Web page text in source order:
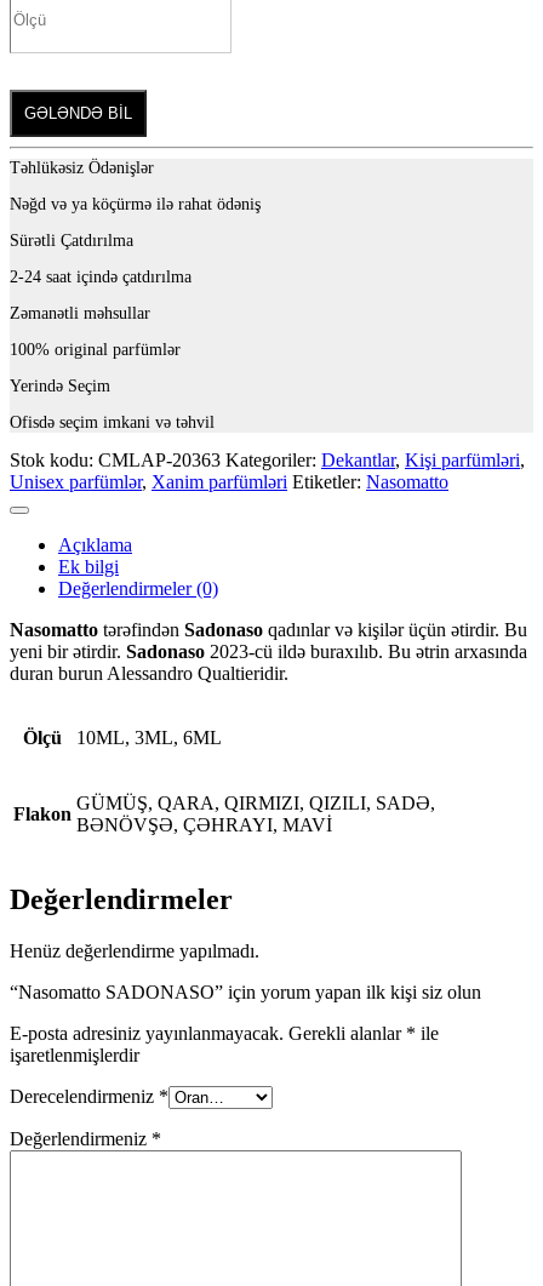
GƏLƏNDƏ BİL
Təhlükəsiz Ödənişlər
Nəğd və ya köçürmə ilə rahat ödəniş
Sürətli Çatdırılma
2-24 saat içində çatdırılma
Zəmanətli məhsullar
100% original parfümlər
Yerində Seçim
Ofisdə seçim imkani və təhvil
Stok kodu: CMLAP-20363 Kategoriler: Dekantlar, Kişi parfümləri,
Unisex parfümlər, Xanim parfümləri Etiketler: Nasomatto
Açıklama
Ek bilgi
Değerlendirmeler (0)
Nasomatto tərəfindən Sadonaso qadınlar və kişilər üçün ətirdir. Bu
yeni bir ətirdir. Sadonaso 2023-cü ildə buraxılıb. Bu ətrin arxasında
duran burun Alessandro Qualtieridir.
Ölçü 10ML, 3ML, 6ML
Flakon
GÜMÜŞ, QARA, QIRMIZI, QIZILI, SADƏ,
BƏNÖVŞƏ, ÇƏHRAYI, MAVİ
Değerlendirmeler
Henüz değerlendirme yapılmadı.
“Nasomatto SADONASO” için yorum yapan ilk kişi siz olun
E-posta adresiniz yayınlanmayacak. Gerekli alanlar * ile
işaretlenmişlerdir
Derecelendirmeniz *
Değerlendirmeniz *